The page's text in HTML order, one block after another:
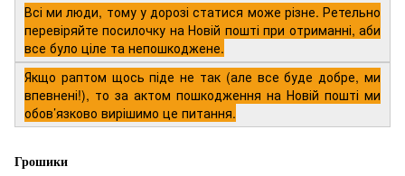
Всі ми люди, тому у дорозі статися може різне. Ретельно
перевіряйте посилочку на Новій пошті при отриманні, аби
все було ціле та непошкоджене.
Якщо раптом щось піде не так (але все буде добре, ми
впевнені!), то за актом пошкодження на Новій пошті ми
обов’язково вирішимо це питання.
Грошики